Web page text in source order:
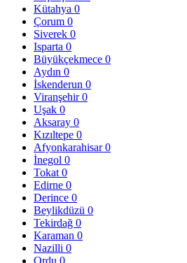
Kütahya 0
Çorum 0
Siverek 0
Isparta 0
Büyükçekmece 0
Aydın 0
İskenderun 0
Viranşehir0
Uşak 0
Aksaray 0
Kızıltepe 0
Afyonkarahisar0
İnegol 0
Tokat 0
Edirne 0
Derince 0
Beylikdüzü 0
Tekirdağ 0
Karaman 0
Nazilli 0
Ordu 0